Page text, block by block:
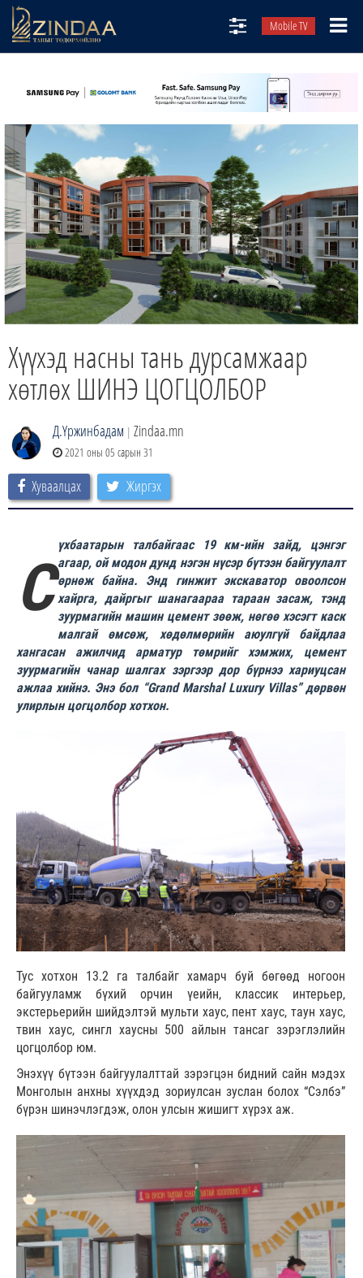
Mobile TV
ТВ8
ӨГЛӨӨНИЙ СОНИН
АУДИО ЗОХИОЛ
ЗИНДАА СЭТГҮҮЛ
Хүүхэд насны тань дурсамжаар
хөтлөх ШИНЭ ЦОГЦОЛБОР
Д.Үржинбадам | Zindaa.mn
2021 оны 05 сарын 31
Хуваалцах Жиргэх
С
үхбаатарын талбайгаас 19 км-ийн зайд, цэнгэг
агаар, ой модон дунд нэгэн нүсэр бүтээн байгуулалт
өрнөж байна. Энд гинжит экскаватор овоолсон
хайрга, дайргыг шанагаараа тараан засаж, тэнд
зуурмагийн машин цемент зөөж, нөгөө хэсэгт каск
малгай өмсөж, хөдөлмөрийн аюулгүй байдлаа
хангасан ажилчид арматур төмрийг хэмжих, цемент
зуурмагийн чанар шалгах зэргээр дор бүрнээ хариуцсан
ажлаа хийнэ. Энэ бол “Grand Marshal Luxury Villas” дөрвөн
улирлын цогцолбор хотхон.
Тус хотхон 13.2 га талбайг хамарч буй бөгөөд ногоон
байгууламж бүхий орчин үеийн, классик интерьер,
экстерьерийн шийдэлтэй мульти хаус, пент хаус, таун хаус,
твин хаус, сингл хаусны 500 айлын тансаг зэрэглэлийн
цогцолбор юм.
Энэхүү бүтээн байгуулалттай зэрэгцэн бидний сайн мэдэх
Монголын анхны хүүхдэд зориулсан зуслан болох “Сэлбэ”
бүрэн шинэчлэгдэж, олон улсын жишигт хүрэх аж.